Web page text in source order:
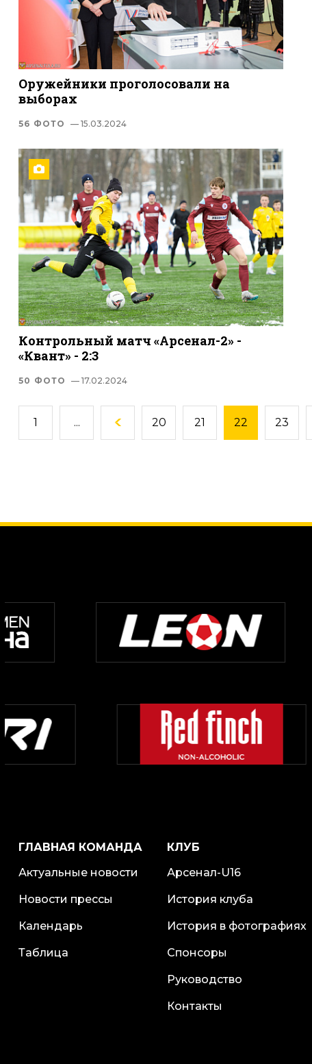
Оружейники проголосовали на
выборах
56 ФОТО — 15.03.2024
Контрольный матч «Арсенал-2» -
«Квант» - 2:3
50 ФОТО — 17.02.2024
1 ... 20 21 22 23
ГЛАВНАЯ КОМАНДА
Актуальные новости
Новости прессы
Календарь
Таблица
КЛУБ
Арсенал-U16
История клуба
История в фотографиях
Спонсоры
Руководство
Контакты